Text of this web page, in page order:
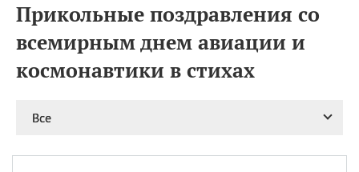
Прикольные поздравления со
всемирным днем авиации и
космонавтики в стихах
Все
06.08 Преображение
Господне у западных
христиан
06.08 День памяти
07.08 День ассирийских